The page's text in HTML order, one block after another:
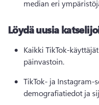
median eri
Löydä uusia
Kaikki TikTok-
päinvastoin.
TikTok- ja Instagram-
demografiatiedot ja